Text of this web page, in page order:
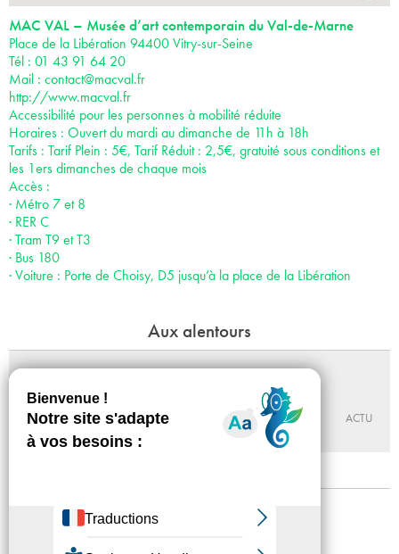
MAC VAL – Musée d’art contemporain du Val-de-Marne
Place de la Libération 94400 Vitry-sur-Seine
Tél : 01 43 91 64 20
Mail : contact@macval.fr
http://www.macval.fr
Accessibilité pour les personnes à mobilité réduite
Horaires : Ouvert du mardi au dimanche de 11h à 18h
Tarifs : Tarif Plein : 5€, Tarif Réduit : 2,5€, gratuité sous conditions et
les 1ers dimanches de chaque mois
Accès :
· Métro 7 et 8
· RER C
· Tram T9 et T3
· Bus 180
· Voiture : Porte de Choisy, D5 jusqu’à la place de la Libération
Aux alentours
Du 10 - 10 au 13 - 12 - 2026
MABA
ACTU